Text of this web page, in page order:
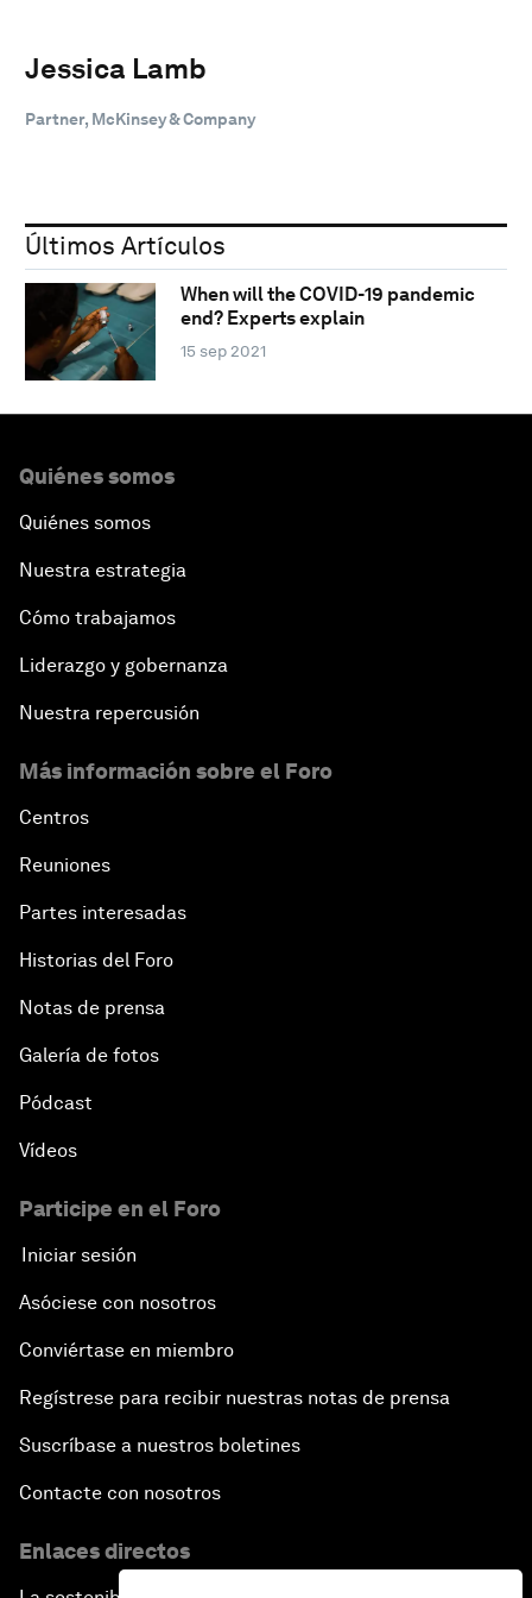
Jessica Lamb
Partner, McKinsey & Company
Últimos Artículos
When will the COVID-19 pandemic
end? Experts explain
15 sep 2021
Quiénes somos
Quiénes somos
Nuestra estrategia
Cómo trabajamos
Liderazgo y gobernanza
Nuestra repercusión
Más información sobre el Foro
Centros
Reuniones
Partes interesadas
Historias del Foro
Notas de prensa
Galería de fotos
Pódcast
Vídeos
Participe en el Foro
Iniciar sesión
Asóciese con nosotros
Conviértase en miembro
Regístrese para recibir nuestras notas de prensa
Suscríbase a nuestros boletines
Contacte con nosotros
Enlaces directos